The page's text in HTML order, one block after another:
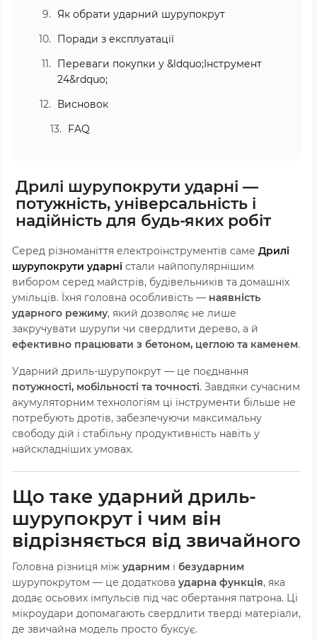
Як обрати ударний шурупокрут
Поради з експлуатації
Переваги покупки у &ldquo;Інструмент
24&rdquo;
Висновок
FAQ
Дрилі шурупокрути ударні —
потужність, універсальність і
надійність для будь-яких робіт
Серед різноманіття електроінструментів саме Дрилі
шурупокрути ударні стали найпопулярнішим
вибором серед майстрів, будівельників та домашніх
умільців. Їхня головна особливість — наявність
ударного режиму, який дозволяє не лише
закручувати шурупи чи свердлити дерево, а й
ефективно працювати з бетоном, цеглою та каменем.
Ударний дриль-шурупокрут — це поєднання
потужності, мобільності та точності. Завдяки сучасним
акумуляторним технологіям ці інструменти більше не
потребують дротів, забезпечуючи максимальну
свободу дій і стабільну продуктивність навіть у
найскладніших умовах.
Що таке ударний дриль-
шурупокрут і чим він
відрізняється від звичайного
Головна різниця між ударним і безударним
шурупокрутом — це додаткова ударна функція, яка
додає осьових імпульсів під час обертання патрона. Ці
мікроудари допомагають свердлити тверді матеріали,
де звичайна модель просто буксує.